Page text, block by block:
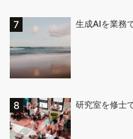
生成AIを業務
研究室を修士